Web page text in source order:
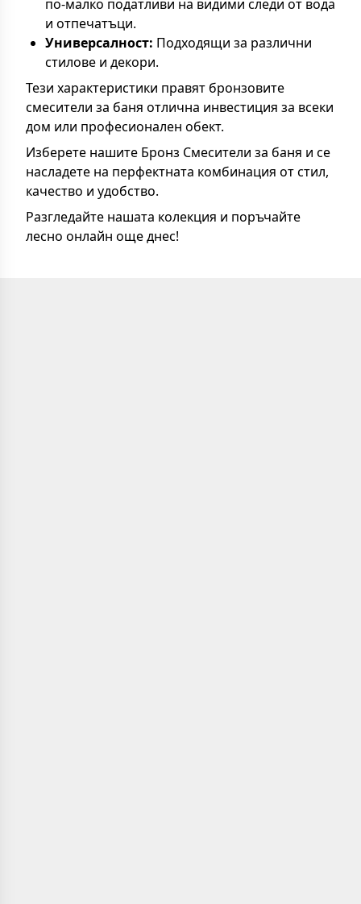
по-малко податливи на видими следи от вода
и отпечатъци.
Универсалност: Подходящи за различни
стилове и декори.
Тези характеристики правят бронзовите
смесители за баня отлична инвестиция за всеки
дом или професионален обект.
Изберете нашите Бронз Смесители за баня и се
насладете на перфектната комбинация от стил,
качество и удобство.
Разгледайте нашата колекция и поръчайте
лесно онлайн още днес!